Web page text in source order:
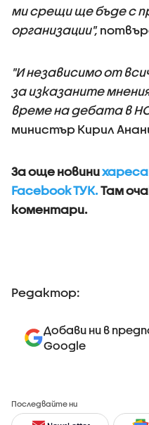
ми срещи ще бъде с
организации",
"И независимо от
за изказаните
време на дебата в
министър Кирил
За още новини
Facebook ТУК. Там
коментари.
Редактор:
Добави ни в
Google
Последвайте ни